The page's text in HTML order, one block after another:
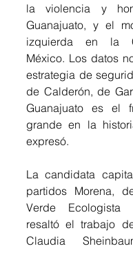
la violencia y
Guanajuato, y el
izquierda en la
México. Los datos
estrategia de
de Calderón, de
Guanajuato es el
grande en la
expresó.
La candidata
partidos Morena,
Verde Ecologista
resaltó el trabajo
Claudia